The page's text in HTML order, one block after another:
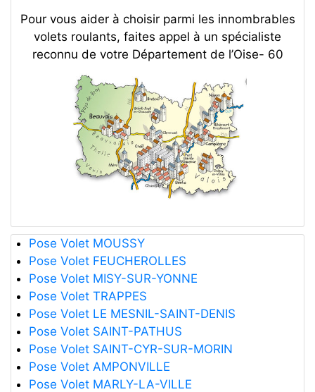
Pour vous aider à choisir parmi les innombrables
volets roulants, faites appel à un spécialiste
reconnu de votre Département de l’Oise- 60
Pose Volet MOUSSY
Pose Volet FEUCHEROLLES
Pose Volet MISY-SUR-YONNE
Pose Volet TRAPPES
Pose Volet LE MESNIL-SAINT-DENIS
Pose Volet SAINT-PATHUS
Pose Volet SAINT-CYR-SUR-MORIN
Pose Volet AMPONVILLE
Pose Volet MARLY-LA-VILLE